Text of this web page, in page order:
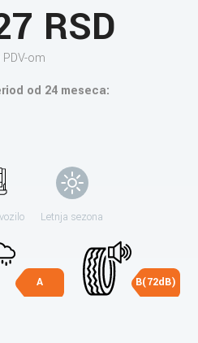
RSD
om
od 24 meseca:
Letnja sezona
A B(72dB)